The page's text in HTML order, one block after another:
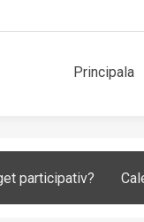
Principala
participativ?